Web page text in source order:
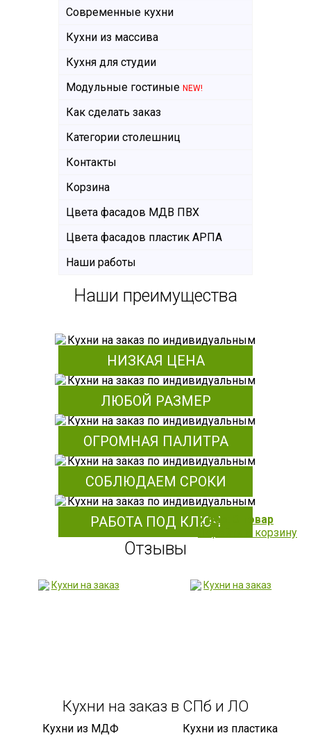
Современные кухни
Кухни из массива
Кухня для студии
Модульные гостиные NEW!
Как сделать заказ
Категории столешниц
Контакты
Корзина
Цвета фасадов МДВ ПВХ
Цвета фасадов пластик АРПА
Наши работы
Наши преимущества
НИЗКАЯ ЦЕНА
ЛЮБОЙ РАЗМЕР
ОГРОМНАЯ ПАЛИТРА
СОБЛЮДАЕМ СРОКИ
РАБОТА ПОД КЛЮЧ
Отзывы
У Вас: 0 товар
Перейти в корзину
Кухни на заказ в СПб и ЛО
Кухни из МДФ
Кухни из пластика